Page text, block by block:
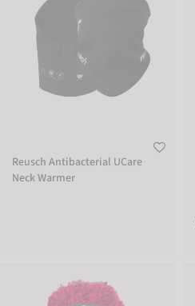
Reusch Antibacterial UCare
Neck Warmer